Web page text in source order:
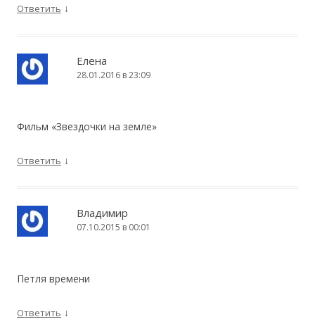
Ответить ↓
Елена
28.01.2016 в 23:09
Фильм «Звездочки на земле»
Ответить ↓
Владимир
07.10.2015 в 00:01
Петля времени
Ответить ↓